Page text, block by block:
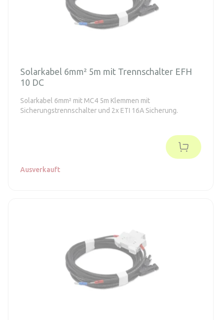
Solarkabel 6mm² 5m mit Trennschalter EFH
10 DC
Solarkabel 6mm² mit MC4 5m Klemmen mit
Sicherungstrennschalter und 2x ETI 16A Sicherung.
Ausverkauft